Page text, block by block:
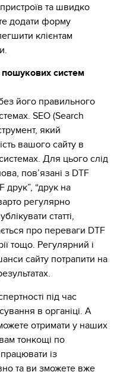
та швидко
додати форму
клієнтам
пошукових систем
його правильного
SEO (Search
який
вашого сайту в
Для цього слід
пов’язані з DTF
друк”, “друк на
регулярно
статті,
про переваги DTF
тощо. Регулярний і
сайту потрапити на
під час
в органіці. А
отримати у наших
вам тонкощі по
із
та ви зможете вже